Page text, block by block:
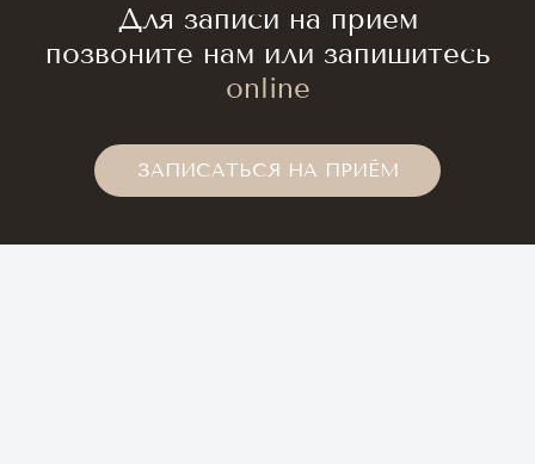
Для записи на прием
позвоните нам или запишитесь
online
ЗАПИСАТЬСЯ НА ПРИЁМ